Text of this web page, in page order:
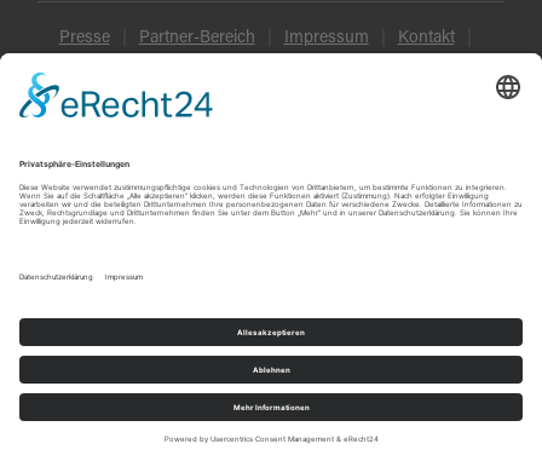
Presse Partner-Bereich Impressum Kontakt
Datenschutz
© Oberpfälzer Wald 2026
Erlebnisse